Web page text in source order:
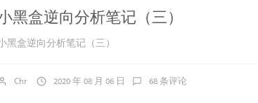
黑盒逆向分析笔记（三）
黑盒逆向分析笔记（三）
Chr 2020 年 08 月 06 日 68 条评论